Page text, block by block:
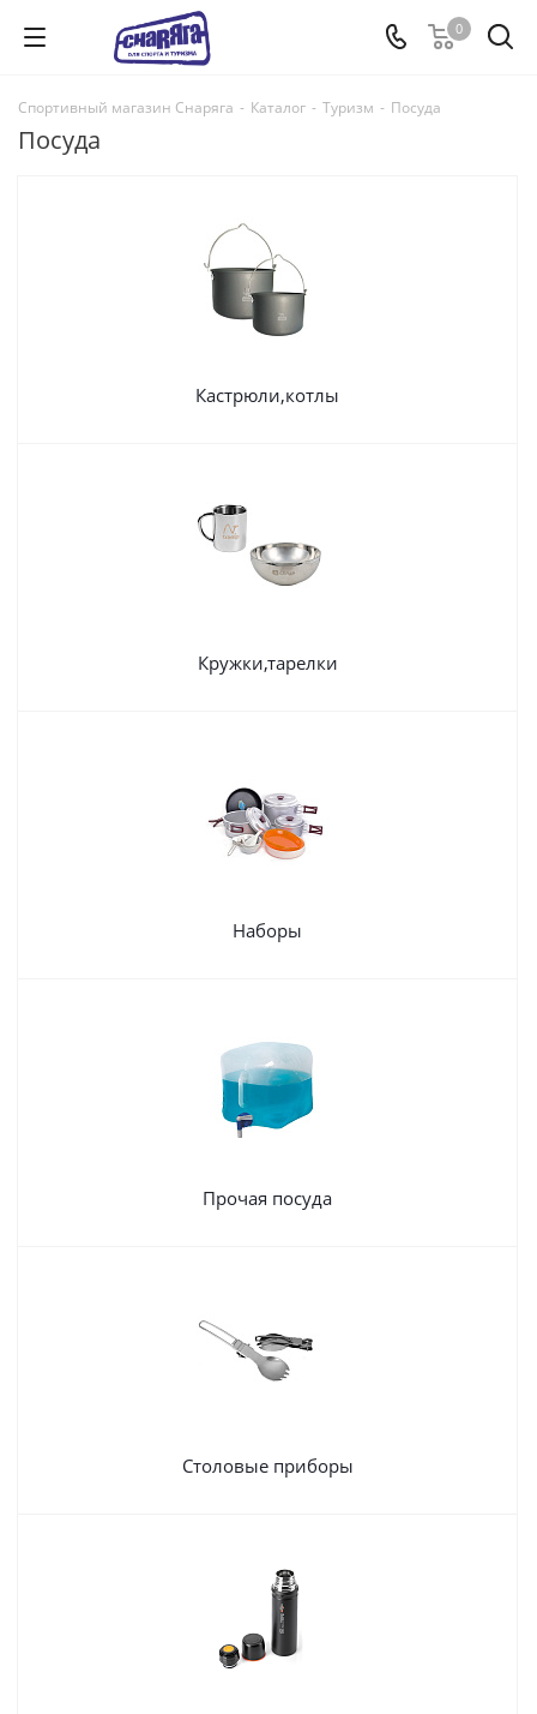
0
Спортивный магазин Снаряга - Каталог - Туризм - Посуда
Посуда
Кастрюли,котлы
Кружки,тарелки
Наборы
Прочая посуда
Столовые приборы